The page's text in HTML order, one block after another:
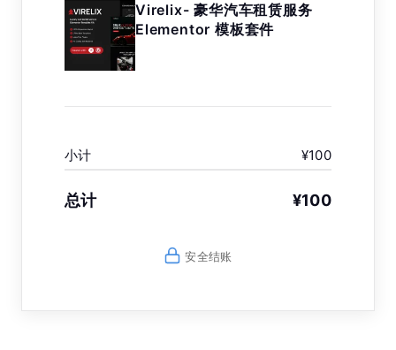
Virelix- 豪华汽车租赁服务
Elementor 模板套件
小计 ¥100
总计 ¥100
安全结账